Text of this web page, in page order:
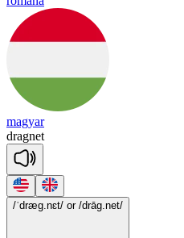
magyar
dragnet
/ˈdræg.nɛt/ or /drāg.net/